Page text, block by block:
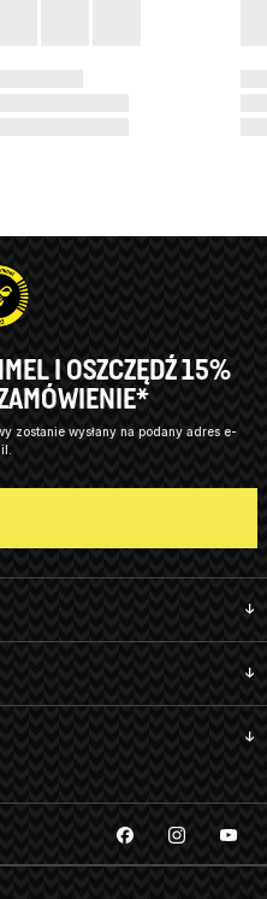
I OSZCZĘDŹ 15%
zostanie wysłany na podany adres e-